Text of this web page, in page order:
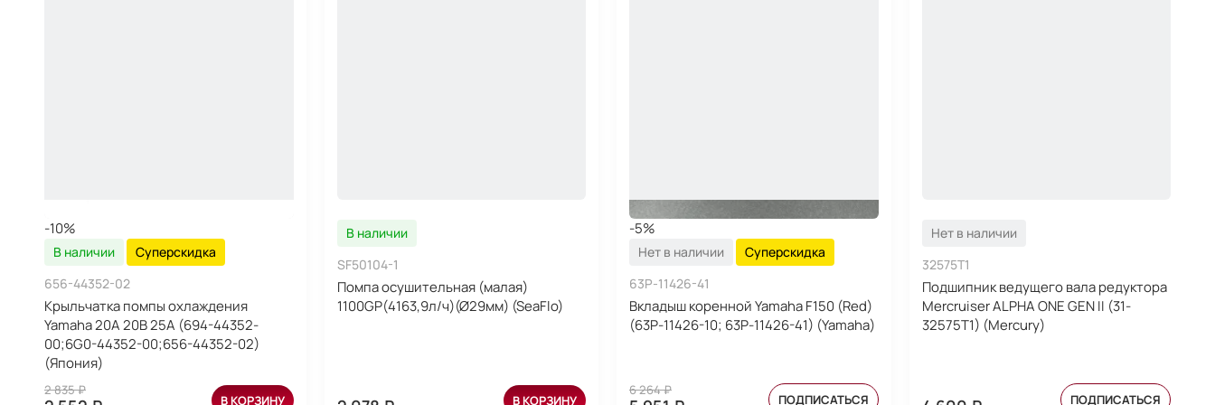
-10%
В наличии
Суперскидка
656-44352-02
Крыльчатка помпы охлаждения
Yamaha 20A 20B 25A (694-44352-
00;6G0-44352-00;656-44352-02)
(Япония)
2 835 ₽
В КОРЗИНУ
В наличии
SF50104-1
Помпа осушительная (малая)
1100GP(4163,9л/ч)(Ø29мм) (SeaFlo)
В КОРЗИНУ
-5%
Нет в наличии
Суперскидка
63P-11426-41
Вкладыш коренной Yamaha F150 (Red)
(63P-11426-10; 63P-11426-41) (Yamaha)
6 264 ₽
ПОДПИСАТЬСЯ
Нет в наличии
32575T1
Подшипник ведущего вала редуктора
Mercruiser ALPHA ONE GEN II (31-
32575T1) (Mercury)
ПОДПИСАТЬСЯ